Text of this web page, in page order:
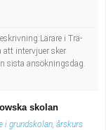
i Trä-
att intervjuer sker
sista ansökningsdag.
skolan
i grundskolan, årskurs